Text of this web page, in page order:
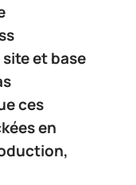
et base
ces
en